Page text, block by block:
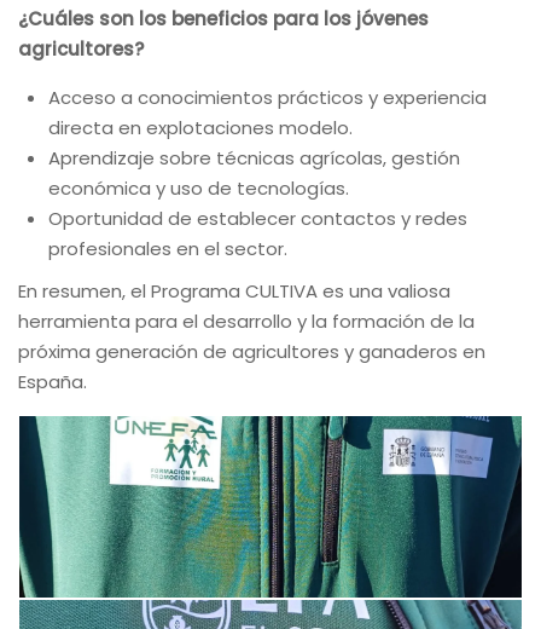
¿Cuáles son los beneficios para los jóvenes
agricultores?
Acceso a conocimientos prácticos y experiencia
directa en explotaciones modelo.
Aprendizaje sobre técnicas agrícolas, gestión
económica y uso de tecnologías.
Oportunidad de establecer contactos y redes
profesionales en el sector.
En resumen, el Programa CULTIVA es una valiosa
herramienta para el desarrollo y la formación de la
próxima generación de agricultores y ganaderos en
España.